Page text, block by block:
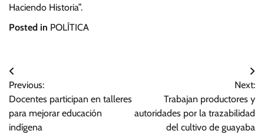
Haciendo Historia”.
Posted in POLÍTICA
Navegación
de
entradas
Previous:
Docentes participan en talleres
para mejorar educación
indígena
Next:
Trabajan productores y
autoridades por la trazabilidad
del cultivo de guayaba